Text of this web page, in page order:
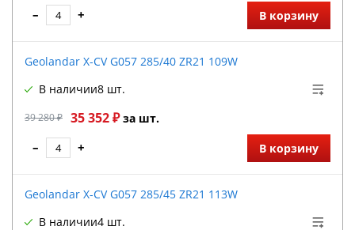
– + В корзину
Geolandar X-CV G057 285/40 ZR21 109W
39 280 ₽ 35 352 ₽за шт.
В наличии8 шт.
– + В корзину
Geolandar X-CV G057 285/45 ZR21 113W
В наличии4 шт.